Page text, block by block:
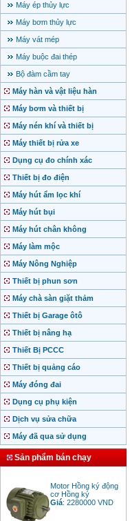
Máy ép thủy lực
Máy bơm thủy lực
Máy vát mép
Máy buộc đai thép
Bộ đàm cầm tay
Máy hàn và vật liệu hàn
Máy bơm và thiết bị
Máy nén khí và thiết bị
Máy thiết bị rửa xe
Dụng cụ đo chính xác
Thiết bị đo điện
Máy hút ẩm lọc khí
Máy hút bụi
Máy hút chân không
Máy làm mộc
Máy Nông Nghiệp
Thiết bị phun sơn
Máy chà sàn giặt thảm
Thiết bị Garage ôtô
Thiết bị nâng hạ
Thiết Bị PCCC
Thiết bị quảng cáo
Máy đóng đai
Dụng cụ phụ kiện
Dịch vụ sửa chữa
Máy đã qua sử dụng
Sản phẩm bán chạy
cơ Hồng ký
Giá :2280000